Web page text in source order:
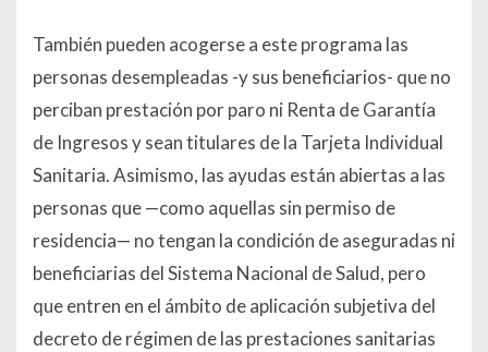
También pueden acogerse a este programa las
personas desempleadas -y sus beneficiarios- que no
perciban prestación por paro ni Renta de Garantía
de Ingresos y sean titulares de la Tarjeta Individual
Sanitaria. Asimismo, las ayudas están abiertas a las
personas que —como aquellas sin permiso de
residencia— no tengan la condición de aseguradas ni
beneficiarias del Sistema Nacional de Salud, pero
que entren en el ámbito de aplicación subjetiva del
decreto de régimen de las prestaciones sanitarias